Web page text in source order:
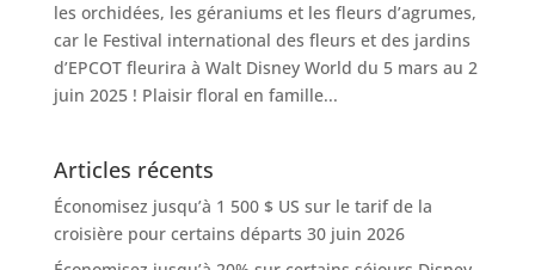
les orchidées, les géraniums et les fleurs d’agrumes,
car le Festival international des fleurs et des jardins
d’EPCOT fleurira à Walt Disney World du 5 mars au 2
juin 2025 ! Plaisir floral en famille...
Articles récents
Économisez jusqu’à 1 500 $ US sur le tarif de la
croisière pour certains départs 30 juin 2026